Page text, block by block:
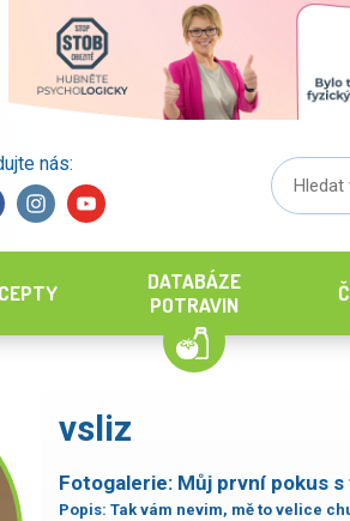
nás:
DATABÁZE
POTRAVIN
vsliz
Fotogalerie: Můj první pokus s
Popis: Tak vám nevim, mě to velice